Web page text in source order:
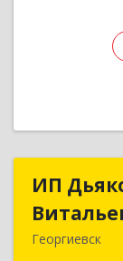
ИП
Георгиевск